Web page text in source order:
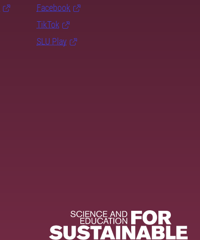
Facebook
TikTok
SLU Play